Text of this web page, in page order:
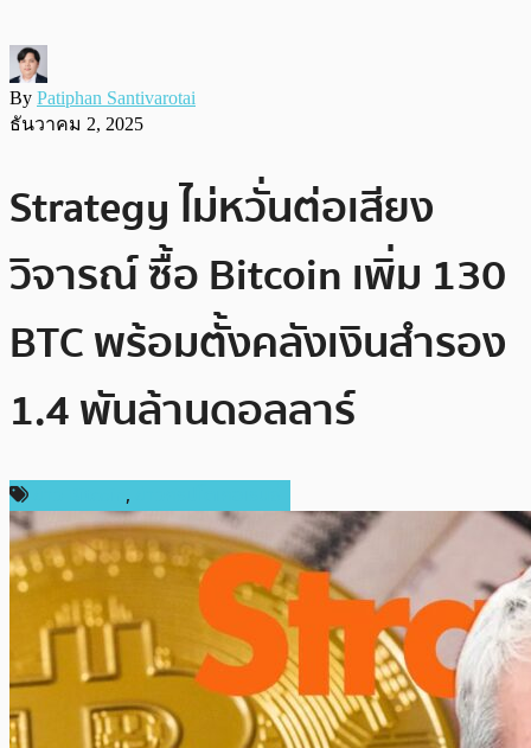
By Patiphan Santivarotai
ธันวาคม 2, 2025
Strategy ไม่หวั่นต่อเสียง
วิจารณ์ ซื้อ Bitcoin เพิ่ม 130
BTC พร้อมตั้งคลังเงินสำรอง
1.4 พันล้านดอลลาร์
,